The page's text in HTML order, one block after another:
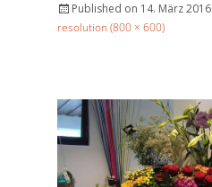
Published on 14. März 2016
resolution (800 × 600)